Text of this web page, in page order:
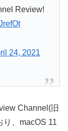
Review!
24, 2021
Channel(旧
り、macOS 11